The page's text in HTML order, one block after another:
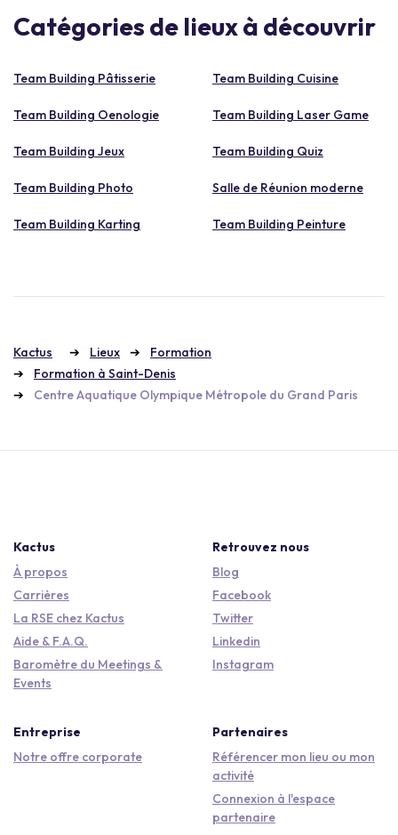
Catégories de lieux à découvrir
Team Building Pâtisserie Team Building Cuisine
Team Building Oenologie Team Building Laser Game
Team Building Jeux Team Building Quiz
Team Building Photo Salle de Réunion moderne
Team Building Karting Team Building Peinture
Kactus Lieux
Formation
Formation à Saint-Denis
Centre Aquatique Olympique Métropole du Grand Paris
Kactus
À propos
Carrières
La RSE chez Kactus
Aide & F.A.Q.
Baromètre du Meetings &
Events
Retrouvez nous
Blog
Facebook
Twitter
Linkedin
Instagram
Entreprise
Notre offre corporate
Partenaires
Référencer mon lieu ou mon
activité
Connexion à l'espace
partenaire